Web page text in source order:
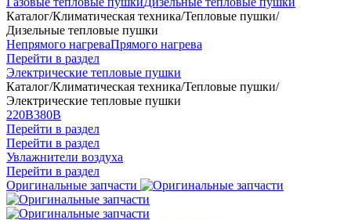
Каталог/Климатическая техника/Тепловые пушки/
Дизельные тепловые пушки
Непрямого нагреваПрямого нагрева
Перейти в раздел
Электрические тепловые пушки
Каталог/Климатическая техника/Тепловые пушки/
Электрические тепловые пушки
220В380В
Перейти в раздел
Перейти в раздел
Увлажнители воздуха
Перейти в раздел
Оригинальные запчасти